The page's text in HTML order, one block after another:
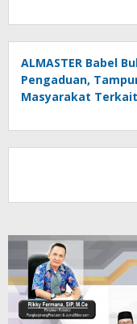
Agustina
ALMASTER Babel
Pengaduan,
Masyarakat